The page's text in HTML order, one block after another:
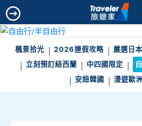
楓景拾光 2026連假攻略 嚴選日
立刻預訂紐西蘭
中四國限定
安妞韓國
漫遊歐洲